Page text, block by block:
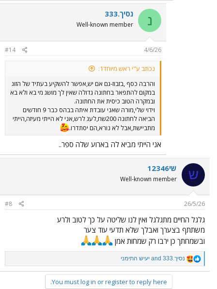
נ נסיך.333
Well-known member
4/6/26
#14
נכתב ע"י ראש מיוחד1:
והרבה כסף ,בזבוז-גם אם יש,אפשר להשקיע בעתיד של הזוג
במקום להתפאר בחתונה גדולה שאין לך מושג מי בא ולא בא
ובמקרה הטוב כיסית את החתונה.
וידוי שלי,מורה שאני עובדת איתה בבהס כבר 9 חודשים
הביאה לחתונה 200שח,לעג לרש,אני לא הייתי מעיזה,הייתי
מתביישת,אבל לא נורא,הם יסתדרו.
אני הייתי מביא לה בארוע שלה ספר..
ש שי12346
Well-known member
26/5/26
#8
גלגל החיים מתגלגל ואין לנו שליטה על כך לטוב ולרע
משתתף בצערך ואבלך שלא תדעי עוד צער
ובשמחתך כן ירבו רק שמחות אמן
R
e
a
נסיך.333 יעיש התימני
You must log in or register to reply here.